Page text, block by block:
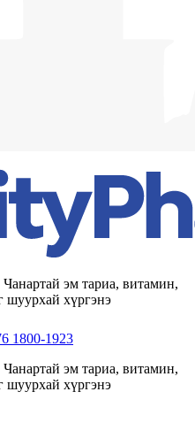
эм тариа, витамин,
шуурхай хүргэнэ
1800-1923
эм тариа, витамин,
шуурхай хүргэнэ